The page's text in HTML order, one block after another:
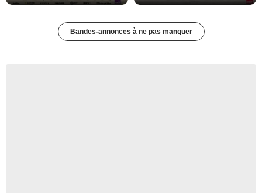
Bandes-annonces à ne pas manquer